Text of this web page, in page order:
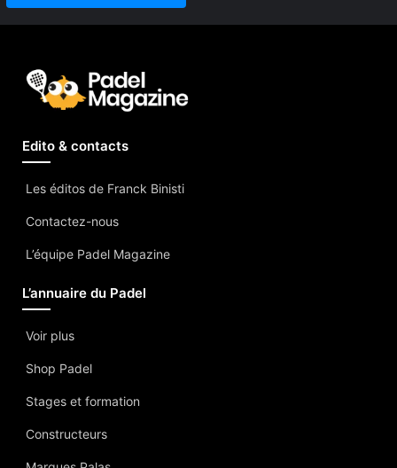
Edito & contacts
Les éditos de Franck Binisti
Contactez-nous
L’équipe Padel Magazine
L’annuaire du Padel
Voir plus
Shop Padel
Stages et formation
Constructeurs